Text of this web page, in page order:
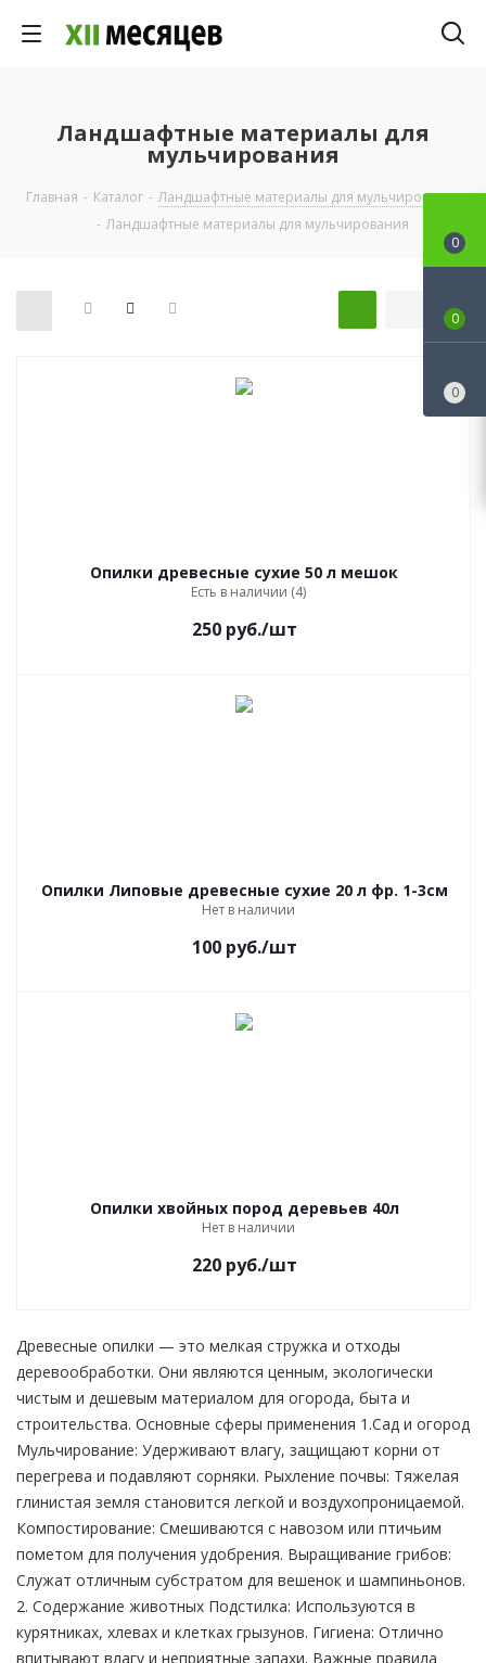
Ландшафтные материалы для
мульчирования
Главная - Каталог - Ландшафтные материалы для мульчирования
- Ландшафтные материалы для мульчирования
Опилки древесные сухие 50 л мешок
Есть в наличии (4)
250руб./шт
Опилки Липовые древесные сухие 20 л фр. 1-3см
Нет в наличии
100руб./шт
Опилки хвойных пород деревьев 40л
Нет в наличии
220руб./шт
Древесные опилки — это мелкая стружка и отходы
деревообработки. Они являются ценным, экологически
чистым и дешевым материалом для огорода, быта и
строительства. Основные сферы применения 1.Сад и огород
Мульчирование: Удерживают влагу, защищают корни от
перегрева и подавляют сорняки. Рыхление почвы: Тяжелая
глинистая земля становится легкой и воздухопроницаемой.
Компостирование: Смешиваются с навозом или птичьим
пометом для получения удобрения. Выращивание грибов:
Служат отличным субстратом для вешенок и шампиньонов.
2. Содержание животных Подстилка: Используются в
курятниках, хлевах и клетках грызунов. Гигиена: Отлично
впитывают влагу и неприятные запахи. Важные правила
0
0
0